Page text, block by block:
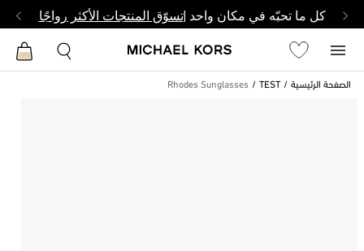
كل ما تحبّه في مكان واحد |تسوّق المنتجات الأكثر رواجًا
الصفحة الرئيسية TEST
Rhodes Sunglasses